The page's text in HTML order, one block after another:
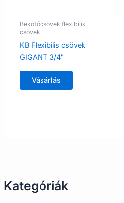
Kategóriák
Bekötőcsövek.flexibilis
csövek
KB Flexibilis csövek
GIGANT 3/4″
Vásárlás